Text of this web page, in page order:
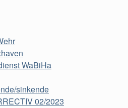
WaBiHa
sinkende
02/2023